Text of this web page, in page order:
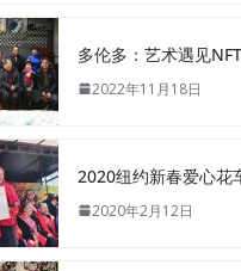
多伦多：艺术遇见NFT
2022年11月18日
2020纽约新春爱心花
2020年2月12日